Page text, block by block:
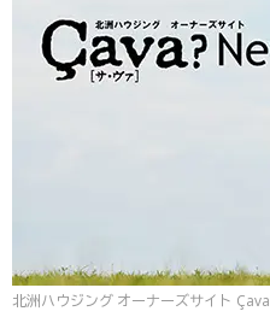
北洲ハウジング オーナーズサイト